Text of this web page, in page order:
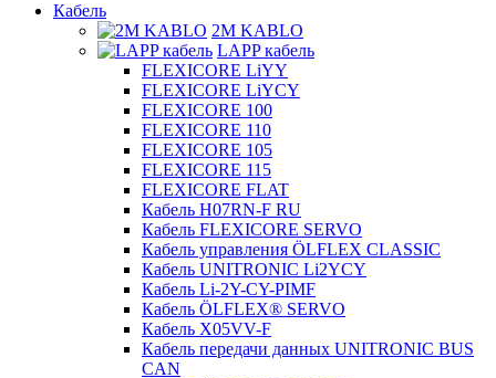
Кабель
2M KABLO
LAPP кабель
FLEXICORE LiYY
FLEXICORE LiYCY
FLEXICORE 100
FLEXICORE 110
FLEXICORE 105
FLEXICORE 115
FLEXICORE FLAT
Кабель H07RN-F RU
Кабель FLEXICORE SERVO
Кабель управления ÖLFLEX CLASSIC
Кабель UNITRONIC Li2YCY
Кабель Li-2Y-CY-PIMF
Кабель ÖLFLEX® SERVO
Кабель X05VV-F
Кабель передачи данных UNITRONIC BUS
CAN